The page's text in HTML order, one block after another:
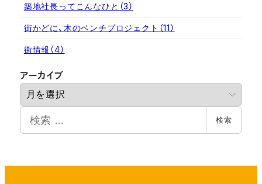
築地社長ってこんなひと （3）
街かどに、木のベンチプロジェクト （11）
街情報 （4）
アーカイブ
カ
検索